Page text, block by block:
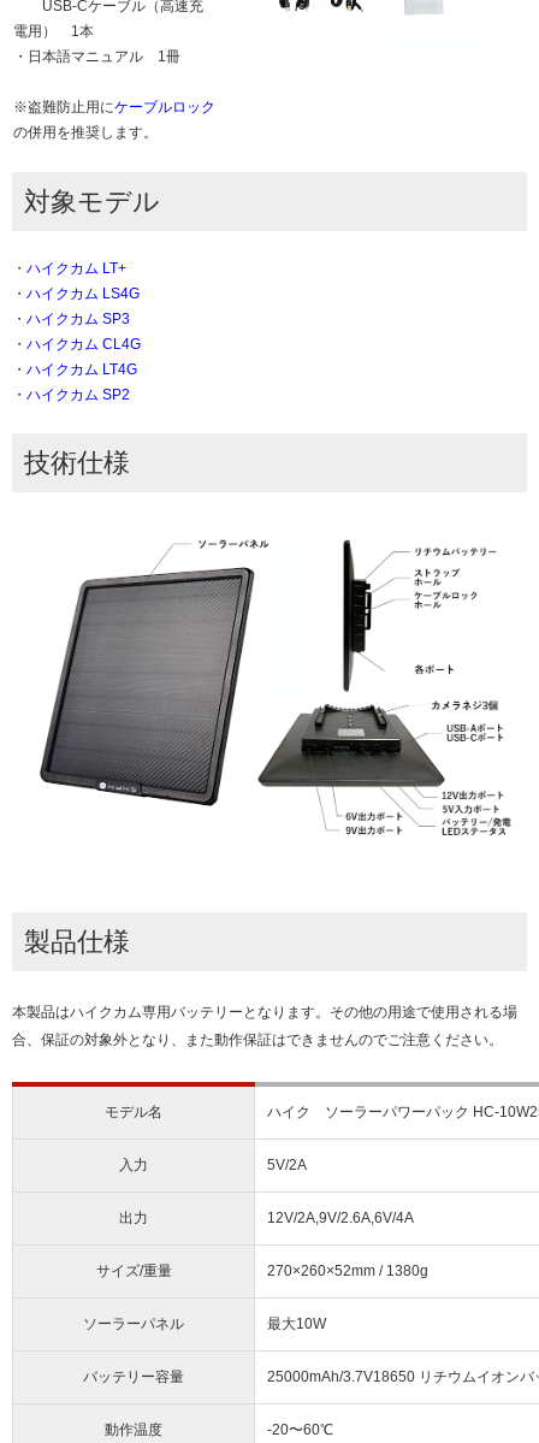
USB-Cケーブル（高速充
電用） 1本
・日本語マニュアル 1冊
※盗難防止用にケーブルロック
の併用を推奨します。
対象モデル
・ ハイクカム LT+
・ ハイクカム LS4G
・ ハイクカム SP3
・ ハイクカム CL4G
・ ハイクカム LT4G
・ ハイクカム SP2
技術仕様
製品仕様
本製品はハイクカム専用バッテリーとなります。その他の用途で使用される場
合、保証の対象外となり、また動作保証はできませんのでご注意ください。
モデル名 ハイク ソーラーパワーパック HC-
入力 5V/2A
出力 12V/2A,9V/2.6A,6V/4A
サイズ/重量 270×260×52mm / 1380g
ソーラーパネル 最大10W
バッテリー容量 25000mAh/3.7V18650 リチウムイオンバ
動作温度 -20〜60℃